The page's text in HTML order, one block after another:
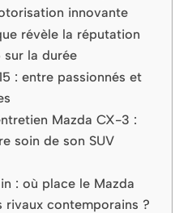
innovante
révèle la réputation
sur la durée
: entre passionnés et
Mazda CX-3 :
soin de son SUV
: où place le Mazda
rivaux contemporains ?